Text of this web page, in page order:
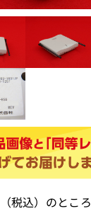
税込）のところ